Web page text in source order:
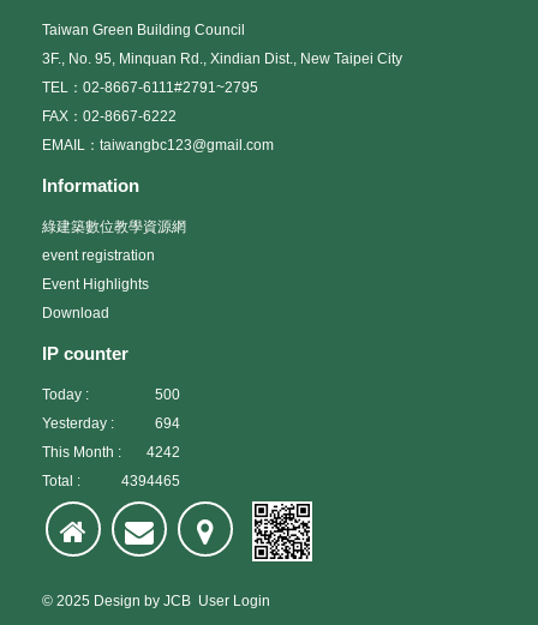
Taiwan Green Building Council
3F., No. 95, Minquan Rd., Xindian Dist., New Taipei City
TEL：02-8667-6111#2791~2795
FAX：02-8667-6222
EMAIL：taiwangbc123@gmail.com
Information
綠建築數位教學資源網
event registration
Event Highlights
Download
IP counter
Today :
500
Yesterday :
694
This Month :
4242
Total :
4394465
© 2025 Design by JCB User Login